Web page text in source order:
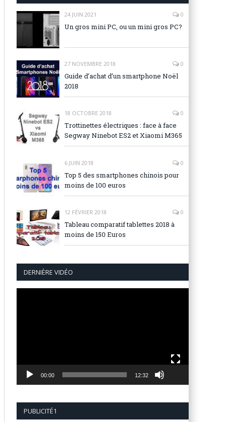
24 JUIN 2021 0
Un gros mini PC, ou un mini gros PC?
27 NOVEMBRE 2018 0
Guide d’achat d’un smartphone Noël
2018
18 OCTOBRE 2018 0
Trottinettes électriques : face à face
Segway Ninebot ES2 et Xiaomi M365
6 JUIN 2018 0
Top 5 des smartphones chinois pour
moins de 100 euros
12 FÉVRIER 2018 0
Tableau comparatif tablettes 2018 à
moins de 150 Euros
DERNIÈRE VIDÉO
00:00 12:32
PUBLICITÉ1